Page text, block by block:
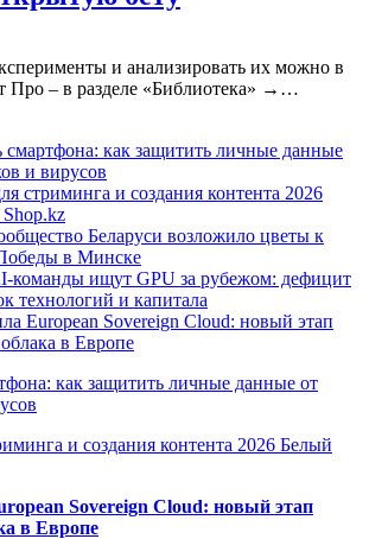
и анализировать их можно в
Про – в разделе «Библиотека» →…
смартфона: как защитить личные данные
и вирусов
стриминга и создания контента 2026
Беларуси возложило цветы к
в Минске
команды ищут GPU за рубежом: дефицит
технологий и капитала
European Sovereign Cloud: новый этап
в Европе
как защитить личные данные от
и создания контента 2026 Белый
Sovereign Cloud: новый этап
в Европе